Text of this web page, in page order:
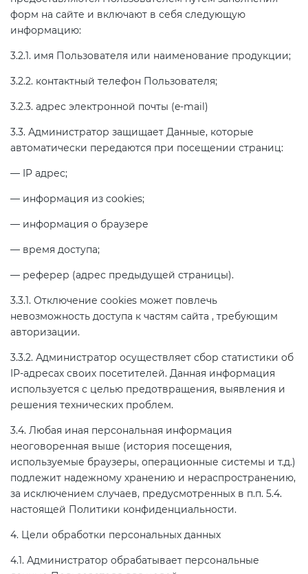
форм на сайте и включают в себя следующую
информацию:
3.2.1. имя Пользователя или наименование продукции;
3.2.2. контактный телефон Пользователя;
3.2.3. адрес электронной почты (e-mail)
3.3. Администратор защищает Данные, которые
автоматически передаются при посещении страниц:
— IP адрес;
— информация из cookies;
— информация о браузере
— время доступа;
— реферер (адрес предыдущей страницы).
3.3.1. Отключение cookies может повлечь
невозможность доступа к частям сайта , требующим
авторизации.
3.3.2. Администратор осуществляет сбор статистики об
IP-адресах своих посетителей. Данная информация
используется с целью предотвращения, выявления и
решения технических проблем.
3.4. Любая иная персональная информация
неоговоренная выше (история посещения,
используемые браузеры, операционные системы и т.д.)
подлежит надежному хранению и нераспространению,
за исключением случаев, предусмотренных в п.п. 5.4.
настоящей Политики конфиденциальности.
4. Цели обработки персональных данных
4.1. Администратор обрабатывает персональные